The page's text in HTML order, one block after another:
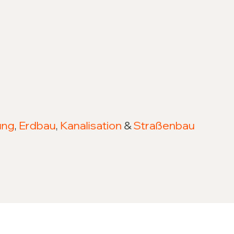
, Erdbau, Kanalisation &Straßenbau